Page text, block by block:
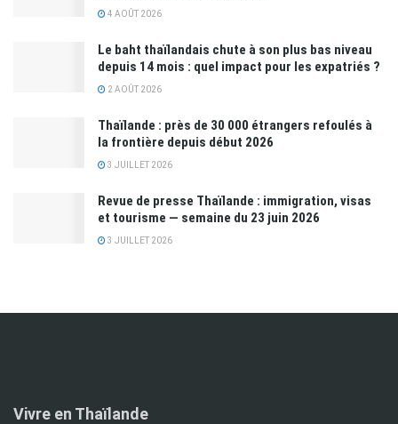
4 AOÛT 2026
Le baht thaïlandais chute à son plus bas niveau
depuis 14 mois : quel impact pour les expatriés ?
2 AOÛT 2026
Thaïlande : près de 30 000 étrangers refoulés à
la frontière depuis début 2026
3 JUILLET 2026
Revue de presse Thaïlande : immigration, visas
et tourisme — semaine du 23 juin 2026
3 JUILLET 2026
Vivre en Thaïlande